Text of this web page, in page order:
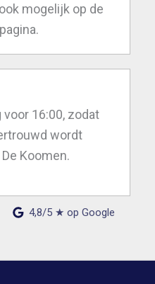
mogelijk op de
16:00, zodat
wordt
Koomen.
4,8/5 ★ op Google